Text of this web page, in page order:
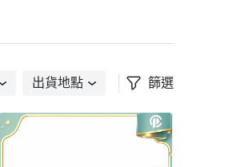
出貨地點 篩選